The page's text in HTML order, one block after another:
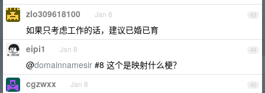
43
zlo309618100 Jan 8
如果只考虑工作的话，建议已婚已育
44
eipi1 Jan 8
@domainnamesir #8 这个是映射什么梗？
45
cgzwxx Jan 8